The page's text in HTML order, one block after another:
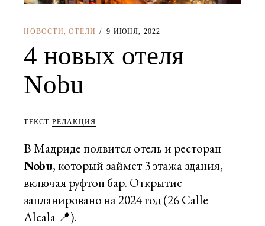
НОВОСТИ,ОТЕЛИ 9 ИЮНЯ, 2022
4 новых отеля
Nobu
ТЕКСТ РЕДАКЦИЯ
В Мадриде появится отель и ресторан
Nobu, который займет 3 этажа здания,
включая руфтоп бар. Открытие
запланировано на 2024 год (26 Calle
Alcala 📍).